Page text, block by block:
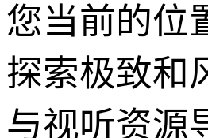
您当前的位
探索极致和
与视听资源